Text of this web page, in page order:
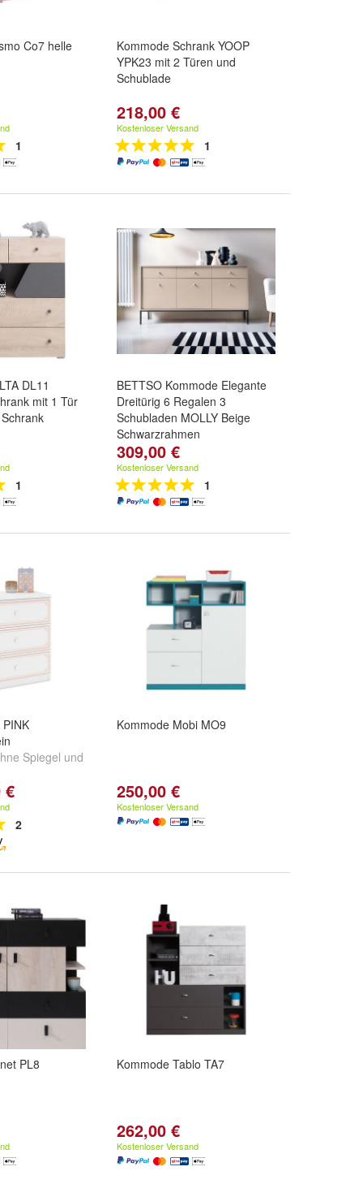
Co7 helle
1
Kommode Schrank YOOP
YPK23 mit 2 Türen und
Schublade
218,00 €
Kostenloser Versand
1
DL11
mit 1 Tür
1
BETTSO Kommode Elegante
Dreitürig 6 Regalen 3
Schubladen MOLLY Beige
Schwarzrahmen
309,00 €
Kostenloser Versand
1
Spiegel und
€
2
Kommode Mobi MO9
250,00 €
Kostenloser Versand
PL8 Kommode Tablo TA7
262,00 €
Kostenloser Versand